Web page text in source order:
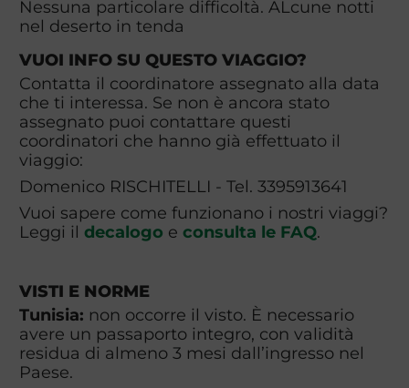
Nessuna particolare difficoltà. ALcune notti
nel deserto in tenda
VUOI INFO SU QUESTO VIAGGIO?
Contatta il coordinatore assegnato alla data
che ti interessa. Se non è ancora stato
assegnato puoi contattare questi
coordinatori che hanno già effettuato il
viaggio:
Domenico RISCHITELLI - Tel. 3395913641
Vuoi sapere come funzionano i nostri viaggi?
Leggi il decalogo e consulta le FAQ.
VISTI E NORME
Tunisia: non occorre il visto. È necessario
avere un passaporto integro, con validità
residua di almeno 3 mesi dall’ingresso nel
Paese.